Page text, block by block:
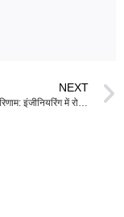
NEXT
केरल KEAM परिणाम: इंजीनियरिंग में रोशन राजू ने किया टॉप, फार्मेसी में विनायक नारायण ने हासिल किया पहला स्थान